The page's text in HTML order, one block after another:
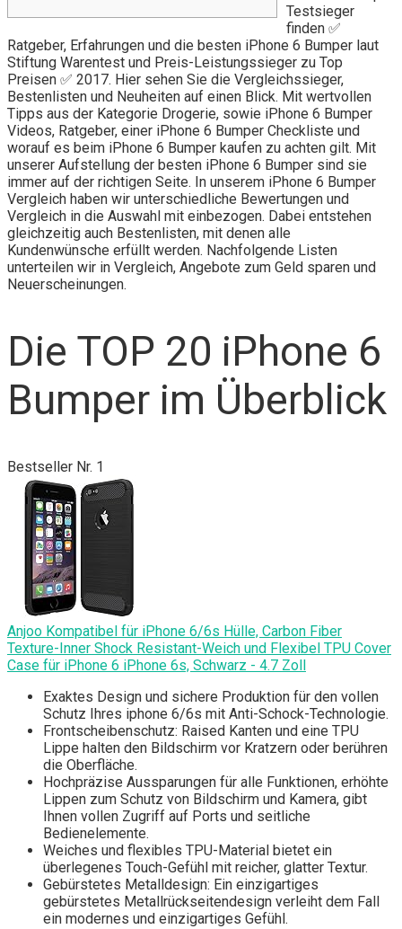
Testsieger
finden ✅
Ratgeber, Erfahrungen und die besten iPhone 6 Bumper laut
Stiftung Warentest und Preis-Leistungssieger zu Top
Preisen ✅ 2017. Hier sehen Sie die Vergleichssieger,
Bestenlisten und Neuheiten auf einen Blick. Mit wertvollen
Tipps aus der Kategorie Drogerie, sowie iPhone 6 Bumper
Videos, Ratgeber, einer iPhone 6 Bumper Checkliste und
worauf es beim iPhone 6 Bumper kaufen zu achten gilt. Mit
unserer Aufstellung der besten iPhone 6 Bumper sind sie
immer auf der richtigen Seite. In unserem iPhone 6 Bumper
Vergleich haben wir unterschiedliche Bewertungen und
Vergleich in die Auswahl mit einbezogen. Dabei entstehen
gleichzeitig auch Bestenlisten, mit denen alle
Kundenwünsche erfüllt werden. Nachfolgende Listen
unterteilen wir in Vergleich, Angebote zum Geld sparen und
Neuerscheinungen.
Die TOP 20 iPhone 6
Bumper im Überblick
Bestseller Nr. 1
Anjoo Kompatibel für iPhone 6/6s Hülle, Carbon Fiber
Texture-Inner Shock Resistant-Weich und Flexibel TPU Cover
Case für iPhone 6 iPhone 6s, Schwarz - 4.7 Zoll
Exaktes Design und sichere Produktion für den vollen
Schutz Ihres iphone 6/6s mit Anti-Schock-Technologie.
Frontscheibenschutz: Raised Kanten und eine TPU
Lippe halten den Bildschirm vor Kratzern oder berühren
die Oberfläche.
Hochpräzise Aussparungen für alle Funktionen, erhöhte
Lippen zum Schutz von Bildschirm und Kamera, gibt
Ihnen vollen Zugriff auf Ports und seitliche
Bedienelemente.
Weiches und flexibles TPU-Material bietet ein
überlegenes Touch-Gefühl mit reicher, glatter Textur.
Gebürstetes Metalldesign: Ein einzigartiges
gebürstetes Metallrückseitendesign verleiht dem Fall
ein modernes und einzigartiges Gefühl.